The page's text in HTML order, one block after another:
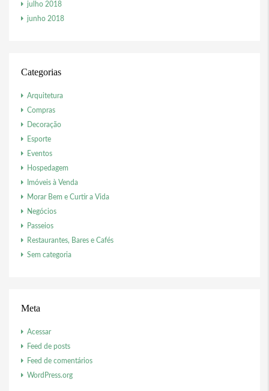
julho 2018
junho 2018
Categorias
Arquitetura
Compras
Decoração
Esporte
Eventos
Hospedagem
Imóveis à Venda
Morar Bem e Curtir a Vida
Negócios
Passeios
Restaurantes, Bares e Cafés
Sem categoria
Meta
Acessar
Feed de posts
Feed de comentários
WordPress.org